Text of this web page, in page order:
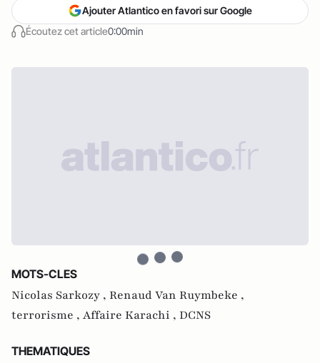
Écoutez cet article0:00min
Ajouter Atlantico en favori sur Google
MOTS-CLES
Nicolas Sarkozy , Renaud Van Ruymbeke ,
terrorisme , Affaire Karachi , DCNS
THEMATIQUES